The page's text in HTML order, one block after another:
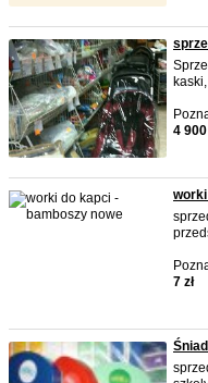
4 900
worki
7 zł